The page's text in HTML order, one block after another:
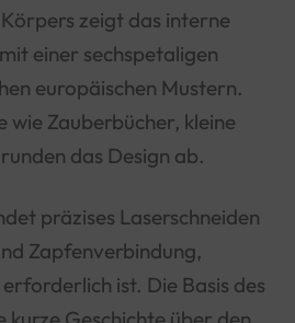
zeigt das interne
einer sechspetaligen
europäischen Mustern.
wie Zauberbücher, kleine
das Design ab.
präzises Laserschneiden
Zapfenverbindung,
ist. Die Basis des